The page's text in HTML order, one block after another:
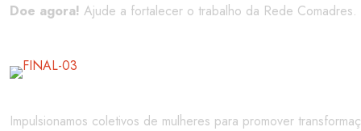
Doe agora! Ajude a fortalecer o trabalho da Rede Comadres.
Impulsionamos coletivos de mulheres para promover